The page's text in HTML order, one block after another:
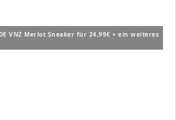
VNZ Merlot Sneaker für 24,99€ + ein weiteres